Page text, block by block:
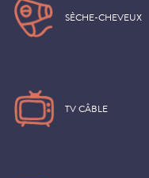
SÈCHE-CHEVEUX
TV CÂBLE